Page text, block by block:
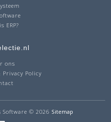
ERP?
ons
Policy
Software © 2026